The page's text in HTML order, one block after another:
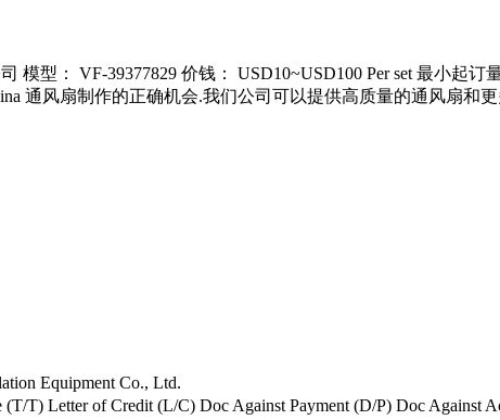
模型： VF-39377829 价钱： USD10~USD100 Per set 最小起
通风扇制作的正确机会.我们公司可以提供高质量的通风扇
Equipment Co., Ltd.
T) Letter of Credit (L/C) Doc Against Payment (D/P) Doc Against